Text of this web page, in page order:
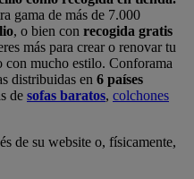
gama de más de 7.000
, o bien con recogida gratis
más para crear o renovar tu
con mucho estilo. Conforama
distribuidas en 6 países
de sofas baratos, colchones
de su website o, físicamente,